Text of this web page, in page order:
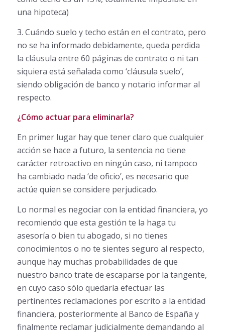
una hipoteca)
3. Cuándo suelo y techo están en el contrato, pero
no se ha informado debidamente, queda perdida
la cláusula entre 60 páginas de contrato o ni tan
siquiera está señalada como ‘cláusula suelo’,
siendo obligación de banco y notario informar al
respecto.
¿Cómo actuar para eliminarla?
En primer lugar hay que tener claro que cualquier
acción se hace a futuro, la sentencia no tiene
carácter retroactivo en ningún caso, ni tampoco
ha cambiado nada ‘de oficio’, es necesario que
actúe quien se considere perjudicado.
Lo normal es negociar con la entidad financiera, yo
recomiendo que esta gestión te la haga tu
asesoría o bien tu abogado, si no tienes
conocimientos o no te sientes seguro al respecto,
aunque hay muchas probabilidades de que
nuestro banco trate de escaparse por la tangente,
en cuyo caso sólo quedaría efectuar las
pertinentes reclamaciones por escrito a la entidad
financiera, posteriormente al Banco de España y
finalmente reclamar judicialmente demandando al